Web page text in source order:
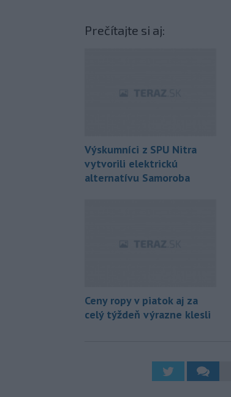
Prečítajte si aj:
Výskumníci z SPU Nitra
vytvorili elektrickú
alternatívu Samoroba
Ceny ropy v piatok aj za
celý týždeň výrazne klesli